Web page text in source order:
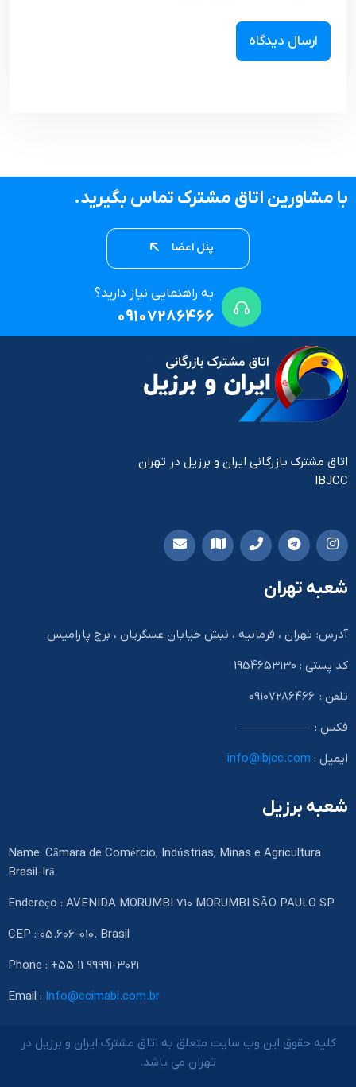
با مشاورین اتاق مشترک تماس بگیرید.
پنل اعضا
به راهنمایی نیاز دارید؟
09107286466
اتاق مشترک بازرگانی ایران و برزیل در تهران
IBJCC
شعبه تهران
آدرس: تهران ، فرمانیه ، نبش خیابان عسگریان ، برج پارامیس
کد پستی : 1954653130
تلفن : 09107286466
فکس : ——————
ایمیل : info@ibjcc.com
شعبه برزیل
Name: Câmara de Comércio, Indústrias, Minas e Agricultura
Brasil-Irã
Endereço : AVENIDA MORUMBI 710 MORUMBI SÃO PAULO SP
CEP : 05.606-010. Brasil
Phone : +55 11 99991-3021
Email : Info@ccimabi.com.br
کلیه حقوق این وب سایت متعلق به اتاق مشترک ایران و برزیل در
تهران می باشد.